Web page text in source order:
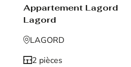
Appartement Lagord
Lagord
LAGORD
2 pièces